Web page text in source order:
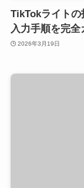
TikTokライトの
入力手順を完全
2026年3月19日